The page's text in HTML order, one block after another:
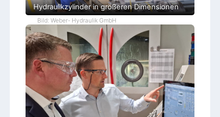
Hydraulikzylinder in größeren Dimensionen
Bild: Weber- Hydraulik GmbH